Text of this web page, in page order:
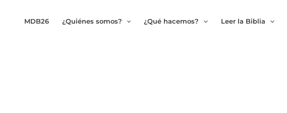
MDB26 ¿Quiénes somos? ¿Qué hacemos? Leer la Biblia